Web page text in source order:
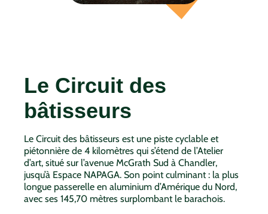
Le Circuit des
bâtisseurs
Le Circuit des bâtisseurs est une piste cyclable et
piétonnière de 4 kilomètres qui s’étend de l’Atelier
d’art, situé sur l’avenue McGrath Sud à Chandler,
jusqu’à Espace NAPAGA. Son point culminant : la plus
longue passerelle en aluminium d’Amérique du Nord,
avec ses 145,70 mètres surplombant le barachois.